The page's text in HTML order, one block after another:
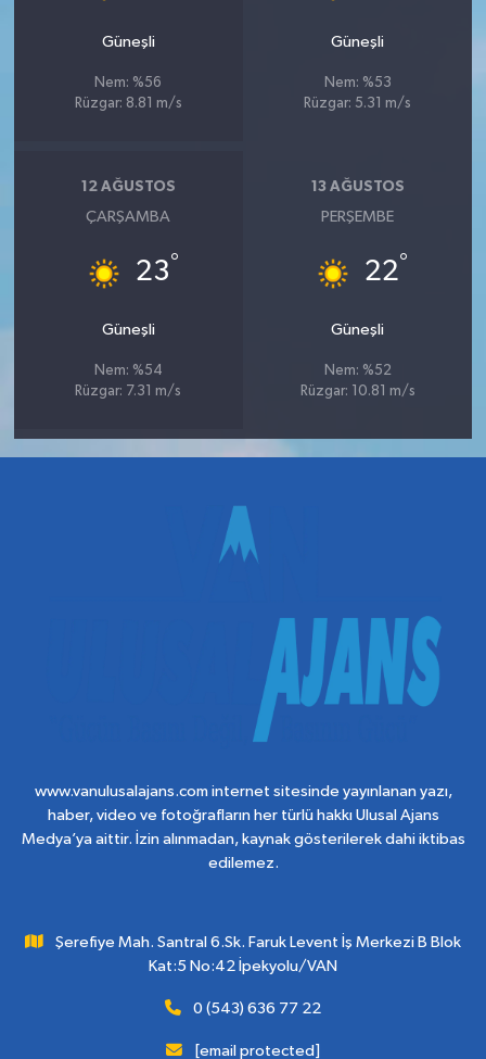
Güneşli
Nem: %56
Rüzgar: 8.81 m/s
Güneşli
Nem: %53
Rüzgar: 5.31 m/s
12 AĞUSTOS
ÇARŞAMBA
23°
Güneşli
Nem: %54
Rüzgar: 7.31 m/s
13 AĞUSTOS
PERŞEMBE
22°
Güneşli
Nem: %52
Rüzgar: 10.81 m/s
www.vanulusalajans.com internet sitesinde yayınlanan yazı,
haber, video ve fotoğrafların her türlü hakkı Ulusal Ajans
Medya’ya aittir. İzin alınmadan, kaynak gösterilerek dahi iktibas
edilemez.
Şerefiye Mah. Santral 6.Sk. Faruk Levent İş Merkezi B Blok
Kat:5 No:42 İpekyolu/VAN
0 (543) 636 77 22
[email protected]